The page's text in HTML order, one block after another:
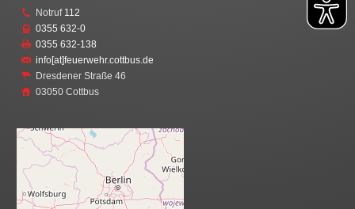
Notruf 112
0355 632-0
0355 632-138
info[at]feuerwehr.cottbus.de
Dresdener Straße 46
03050 Cottbus